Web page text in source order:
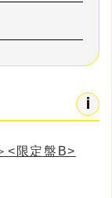
<限定盤B>